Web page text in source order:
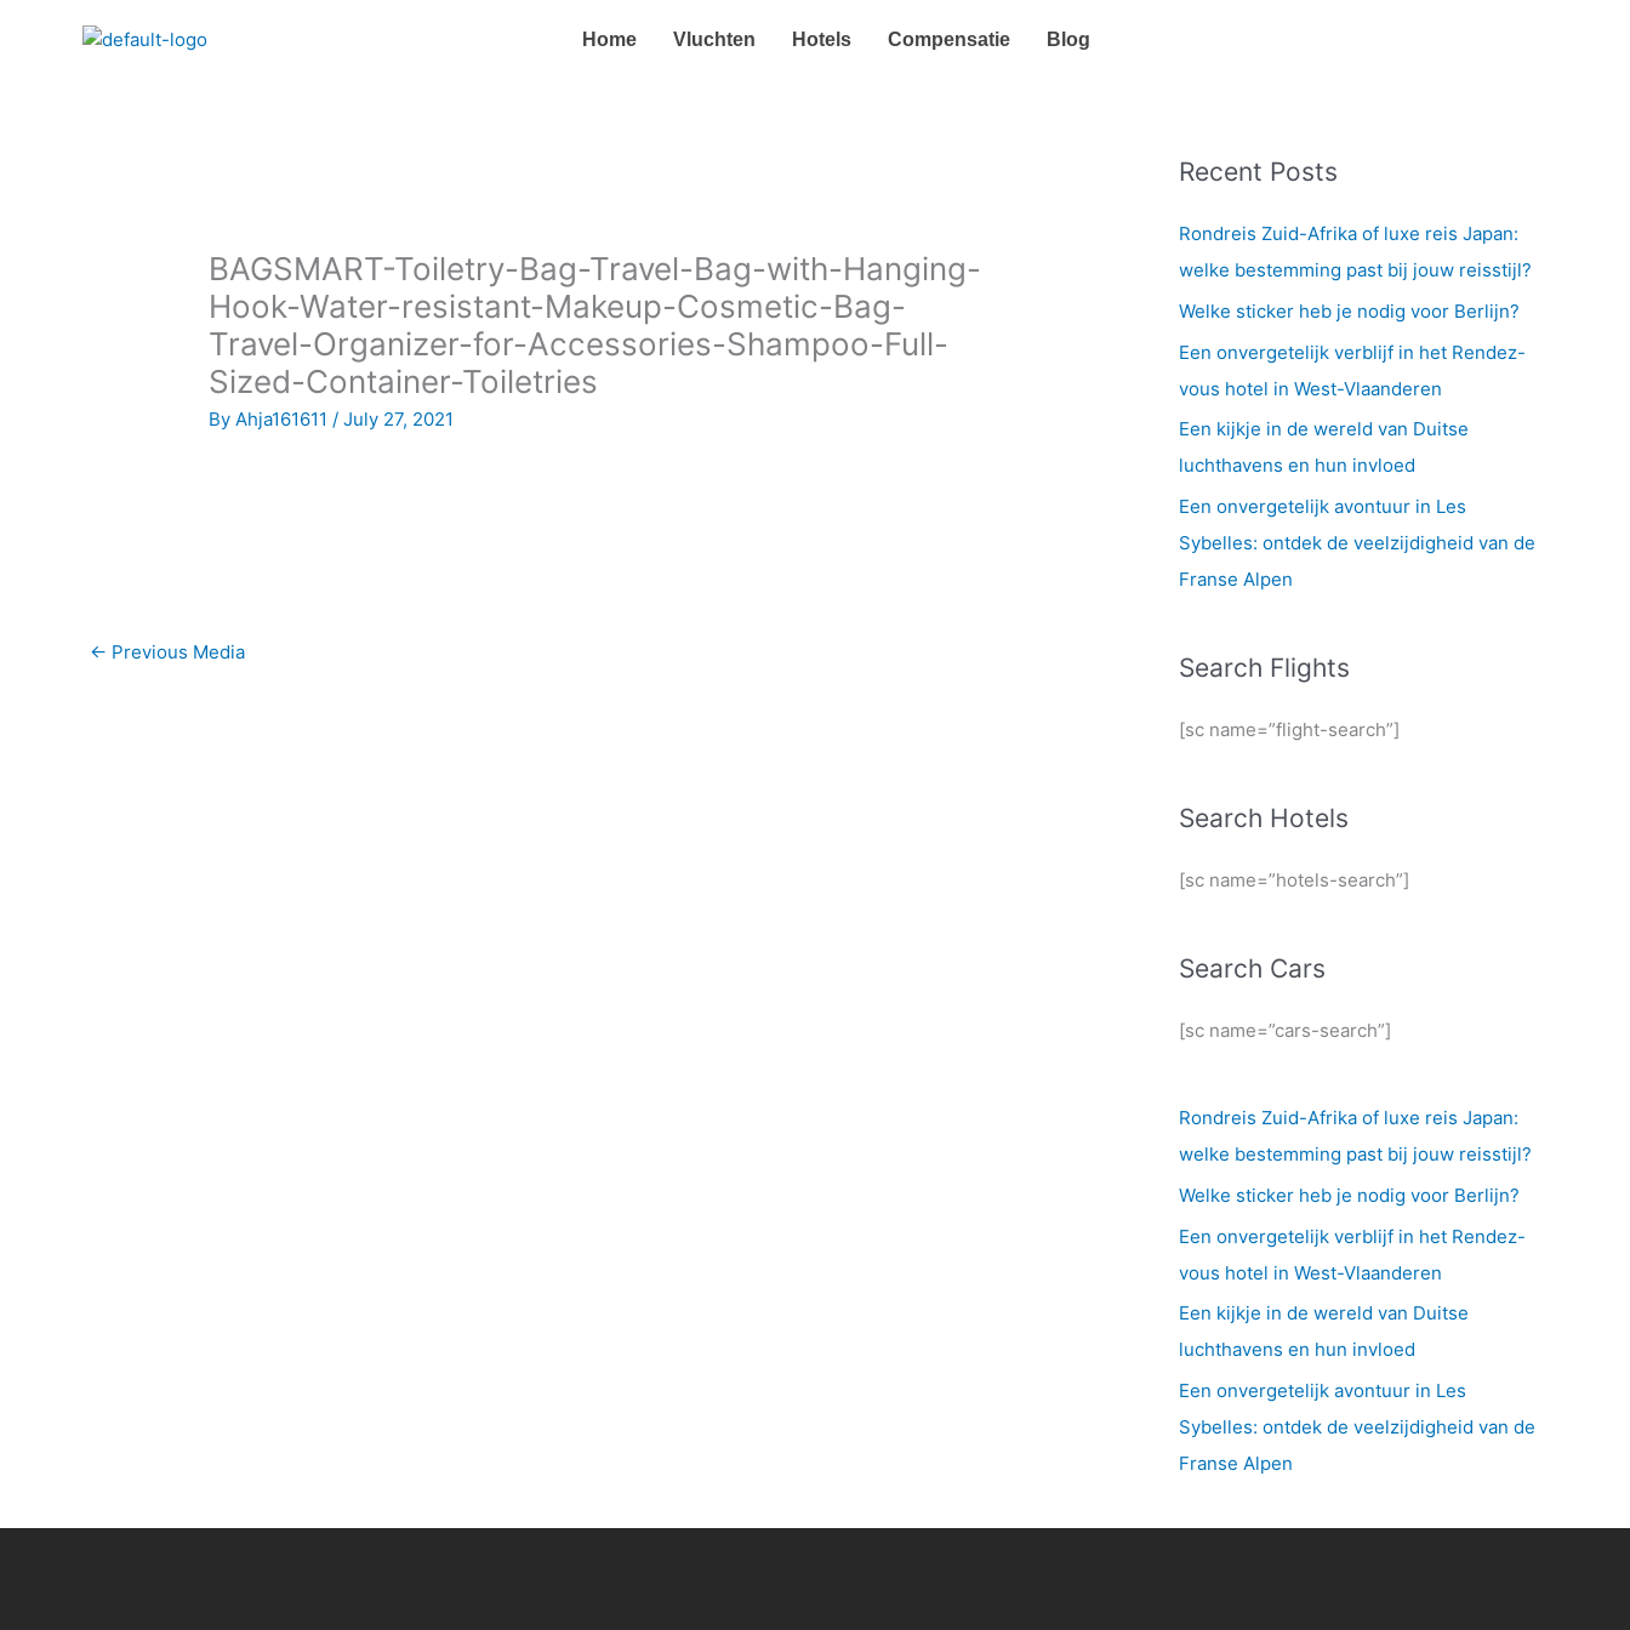
Home Vluchten Hotels Compensatie Blog
BAGSMART-Toiletry-Bag-Travel-Bag-with-Hanging-
Hook-Water-resistant-Makeup-Cosmetic-Bag-
Travel-Organizer-for-Accessories-Shampoo-Full-
Sized-Container-Toiletries
ByAhja161611/July 27, 2021
← Previous Media
Recent Posts
Rondreis Zuid-Afrika of luxe reis Japan:
welke bestemming past bij jouw reisstijl?
Welke sticker heb je nodig voor Berlijn?
Een onvergetelijk verblijf in het Rendez-
vous hotel in West-Vlaanderen
Een kijkje in de wereld van Duitse
luchthavens en hun invloed
Een onvergetelijk avontuur in Les
Sybelles: ontdek de veelzijdigheid van de
Franse Alpen
Search Flights
[sc name=”flight-search”]
Search Hotels
[sc name=”hotels-search”]
Search Cars
[sc name=”cars-search”]
Rondreis Zuid-Afrika of luxe reis Japan:
welke bestemming past bij jouw reisstijl?
Welke sticker heb je nodig voor Berlijn?
Een onvergetelijk verblijf in het Rendez-
vous hotel in West-Vlaanderen
Een kijkje in de wereld van Duitse
luchthavens en hun invloed
Een onvergetelijk avontuur in Les
Sybelles: ontdek de veelzijdigheid van de
Franse Alpen